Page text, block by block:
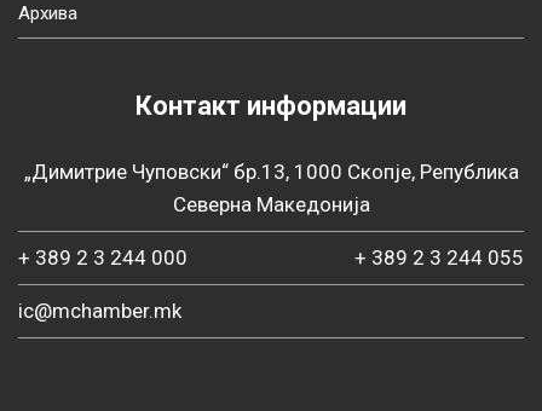
Архива
Контакт информации
„Димитрие Чуповски“ бр.13, 1000 Скопје, Република
Северна Македонија
+ 389 2 3 244 000 + 389 2 3 244 055
ic@mchamber.mk